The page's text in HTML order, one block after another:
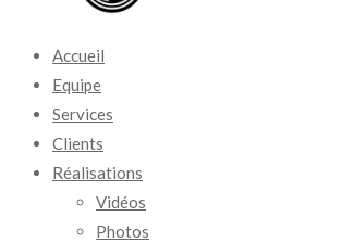
Accueil
Equipe
Services
Clients
Réalisations
Vidéos
Photos